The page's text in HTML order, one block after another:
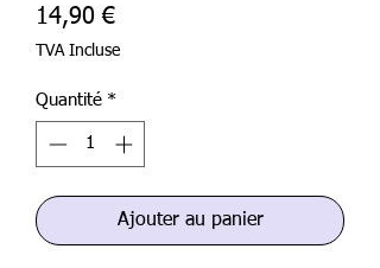
14,90 €Prix
TVA Incluse
Quantité *
Ajouter au panier